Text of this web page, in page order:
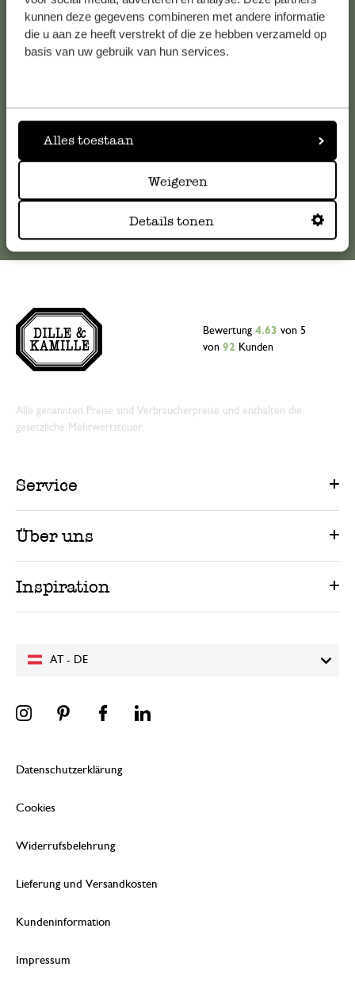
kunnen deze gegevens combineren met andere informatie
die u aan ze heeft verstrekt of die ze hebben verzameld op
basis van uw gebruik van hun services.
Alles toestaan
Weigeren
Details tonen
Kundenservice/Hilfe
Falls Sie Fragen haben oder Tipps und Hilfe brauchen, wenden
Sie sich bitte an unseren Kundenservice. Oder lesen Sie hier
AT - DE
Bewertung 4.63 von 5
von 92 Kunden
Alle genannten Preise sind Verbraucherpreise und enthalten die
gesetzliche Mehrwertsteuer.
Service
Über uns
Inspiration
Datenschutzerklärung
Cookies
Widerrufsbelehrung
Lieferung und Versandkosten
Kundeninformation
Impressum